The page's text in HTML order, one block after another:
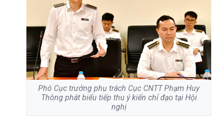
Phó Cục trưởng phụ trách Cục CNTT Phạm Huy
Thông phát biểu tiếp thu ý kiến chỉ đạo tại Hội
nghị